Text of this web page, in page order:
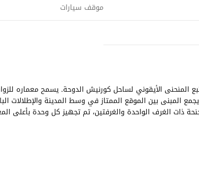
موقف سيارات
الأيقوني لساحل كورنيش الدوحة. يسمح معماره
المبنى بين الموقع الممتاز في وسط المدينة والإطلالات